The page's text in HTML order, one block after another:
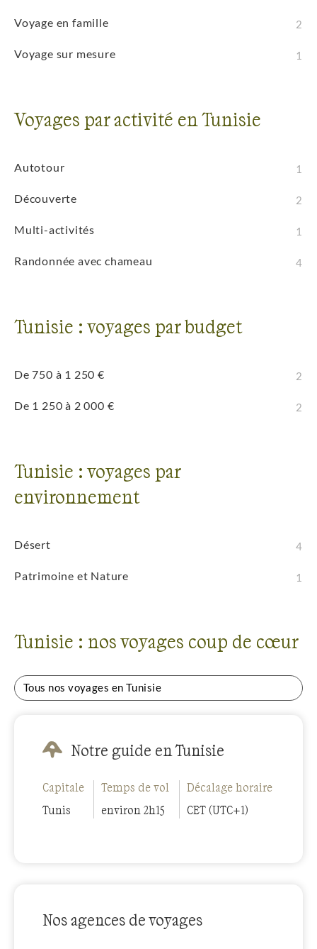
Voyage en famille 2
Voyage sur mesure 1
Voyages par activité en Tunisie
Autotour 1
Découverte 2
Multi-activités 1
Randonnée avec chameau 4
Tunisie : voyages par budget
De 750 à 1 250 € 2
De 1 250 à 2 000 € 2
Tunisie : voyages par
environnement
Désert 4
Patrimoine et Nature 1
Tunisie : nos voyages coup de cœur
Tous nos voyages en Tunisie
Notre guide en Tunisie
Capitale
Tunis
Temps de vol
environ 2h15
Décalage horaire
CET (UTC+1)
Nos agences de voyages